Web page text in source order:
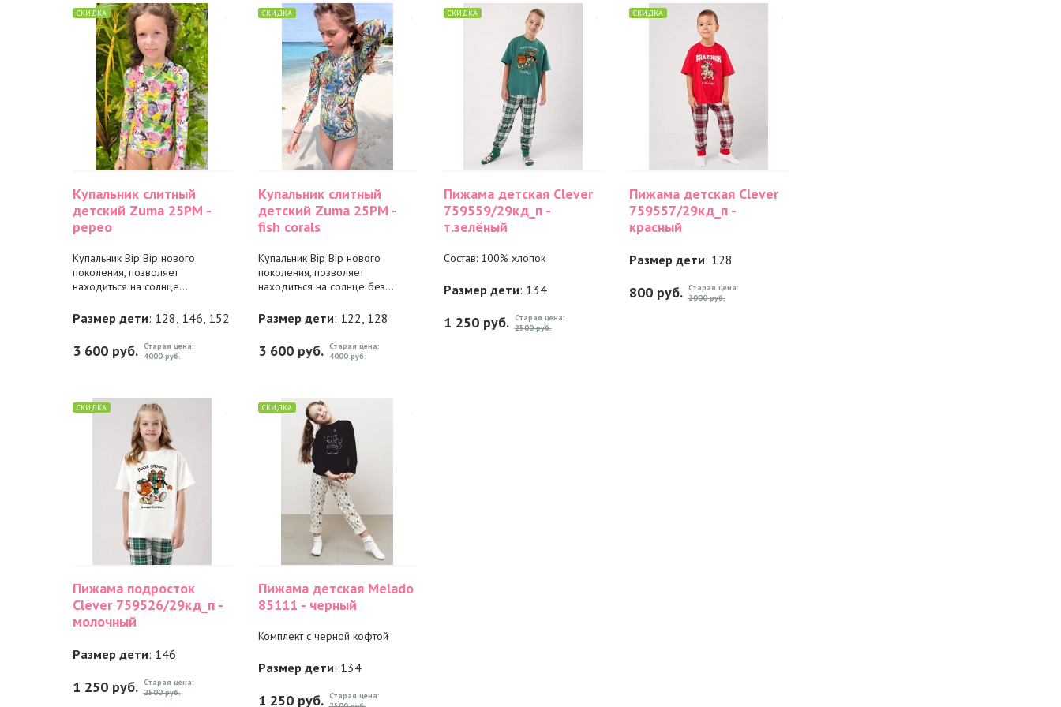
СКИДКА
Купальник слитный
детский Zuma 25PM -
pepeo
Купальник Bip Bip нового
поколения, позволяет
находиться на солнце...
Размер дети: 128, 146, 152
3 600руб. Старая цена:
4000 руб.
СКИДКА
Купальник слитный
детский Zuma 25PM -
fish corals
Купальник Bip Bip нового
поколения, позволяет
находиться на солнце без...
Размер дети: 122, 128
3 600руб. Старая цена:
4000 руб.
СКИДКА
Пижама детская Clever
759559/29кд_п -
т.зелёный
Состав: 100% хлопок
Размер дети: 134
1 250руб. Старая цена:
2500 руб.
СКИДКА
Пижама детская Clever
759557/29кд_п -
красный
Размер дети: 128
800руб. Старая цена:
2000 руб.
СКИДКА
Пижама подросток
Clever 759526/29кд_п -
молочный
Размер дети: 146
1 250руб. Старая цена:
2500 руб.
СКИДКА
Пижама детская Melado
85111 - черный
Комплект с черной кофтой
Размер дети: 134
1 250руб. Старая цена: